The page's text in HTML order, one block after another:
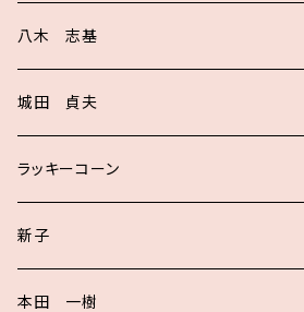
八木 志基
城田 貞夫
ラッキーコーン
新子
本田 一樹